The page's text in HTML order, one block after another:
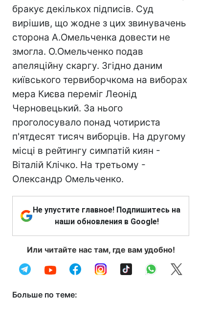
бракує декількох підписів. Суд
вирішив, що жодне з цих звинувачень
сторона А.Омельченка довести не
змогла. О.Омельченко подав
апеляційну скаргу. Згідно даним
київського тервиборчкома на виборах
мера Києва переміг Леонід
Черновецький. За нього
проголосувало понад чотириста
п'ятдесят тисяч виборців. На другому
місці в рейтингу симпатій киян -
Віталій Клічко. На третьому -
Олександр Омельченко.
Не упустите главное! Подпишитесь на
наши обновления в Google!
Или читайте нас там, где вам удобно!
Больше по теме: